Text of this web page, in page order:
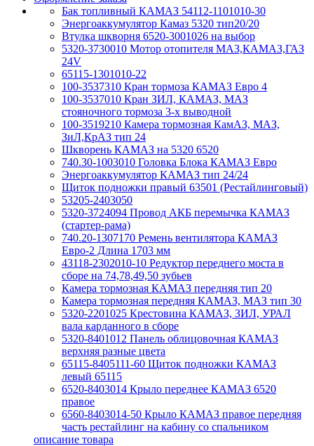
Бак топливный КАМАЗ 54112-1101010-30
Энергоаккумулятор Камаз 5320 тип20/20
Втулка шкворня 6520-3001026 на выбор
5320-3730010 Мотор отопителя МАЗ,КАМАЗ,ГАЗ
24V
65115-1301010-22
100-3537310 Кран тормоза КАМАЗ Евро 4
100-3537010 Кран ЗИЛ, КАМАЗ, МАЗ
стояночного тормоза 3-х выводной
100-3519210 Камера тормозная КамАЗ, МАЗ,
ЗиЛ,КрАЗ тип 24
Шкворень КАМАЗ на 5320 6520
740.30-1003010 Головка Блока КАМАЗ Евро
Энергоаккумулятор КАМАЗ тип 24/24
Щиток подножки правый 63501 (Рестайлинговый)
53205-2403050
5320-3724094 Провод АКБ перемычка КАМАЗ
(стартер-рама)
740.20-1307170 Ремень вентилятора КАМАЗ
Евро-2 Длина 1703 мм
43118-2302010-10 Редуктор переднего моста в
сборе на 74,78,49,50 зубьев
Камера тормозная КАМАЗ передняя тип 20
Камера тормозная передняя КАМАЗ, МАЗ тип 30
5320-2201025 Крестовина КАМАЗ, ЗИЛ, УРАЛ
вала карданного в сборе
5320-8401012 Панель облицовочная КАМАЗ
верхняя разные цвета
65115-8405111-60 Щиток подножки КАМАЗ
левый 65115
6520-8403014 Крыло переднее КАМАЗ 6520
правое
6560-8403014-50 Крыло КАМАЗ правое передняя
часть рестайлинг на кабину со спальником
описание товара